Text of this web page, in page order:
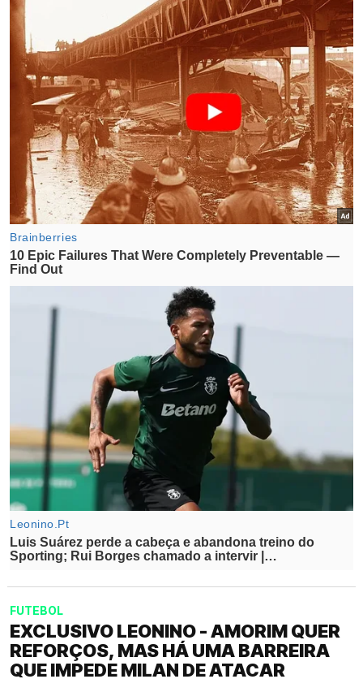
FUTEBOL
EXCLUSIVO LEONINO - AMORIM QUER
REFORÇOS, MAS HÁ UMA BARREIRA
QUE IMPEDE MILAN DE ATACAR